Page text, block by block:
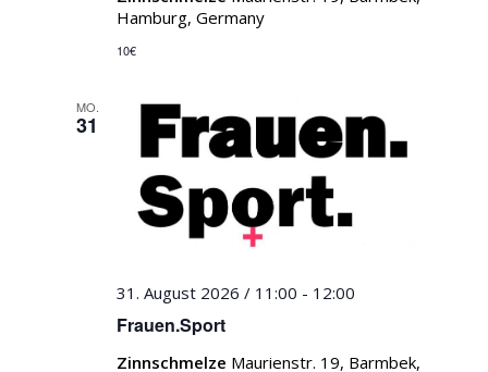
Hamburg, Germany
10€
MO.
31
Frauen.Sport
31. August 2026 / 11:00 - 12:00
Zinnschmelze Maurienstr. 19, Barmbek,